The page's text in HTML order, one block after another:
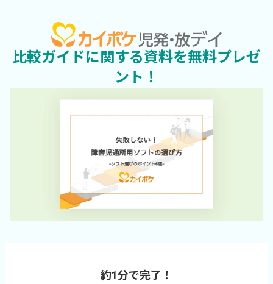
比較ガイドに関する資料を無料プレゼ
ント！
約1分で完了！